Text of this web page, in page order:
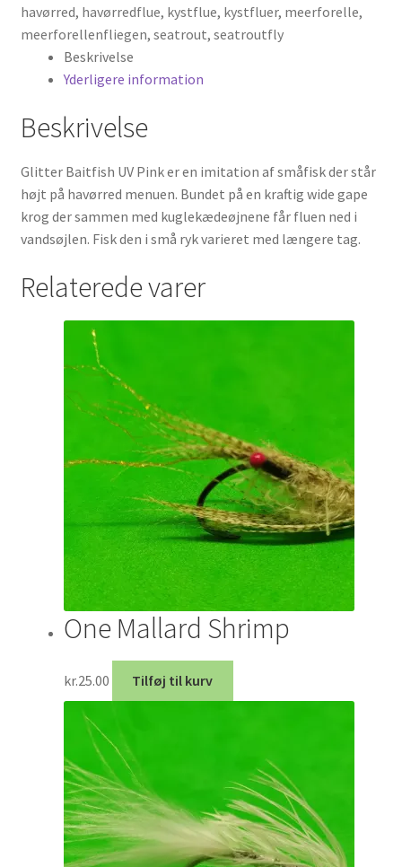
havørred, havørredflue, kystflue, kystfluer, meerforelle,
meerforellenfliegen, seatrout, seatroutfly
Beskrivelse
Yderligere information
Beskrivelse
Glitter Baitfish UV Pink er en imitation af småfisk der står
højt på havørred menuen. Bundet på en kraftig wide gape
krog der sammen med kuglekædeøjnene får fluen ned i
vandsøjlen. Fisk den i små ryk varieret med længere tag.
Relaterede varer
One Mallard Shrimp
kr.25.00 Tilføj til kurv